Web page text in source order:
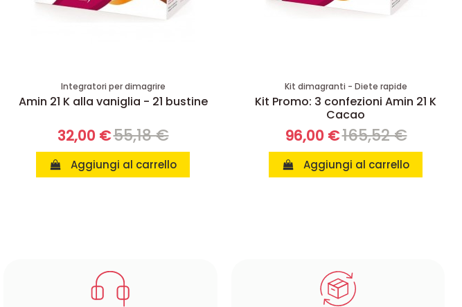
Integratori per dimagrire
Amin 21 K alla vaniglia - 21 bustine
32,00 €55,18 €
Aggiungi al carrello
Kit dimagranti - Diete rapide
Kit Promo: 3 confezioni Amin 21 K
Cacao
96,00 €165,52 €
Aggiungi al carrello